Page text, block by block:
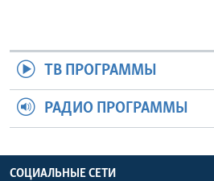
ТВ ПРОГРАММЫ
РАДИО ПРОГРАММЫ
СОЦИАЛЬНЫЕ СЕТИ